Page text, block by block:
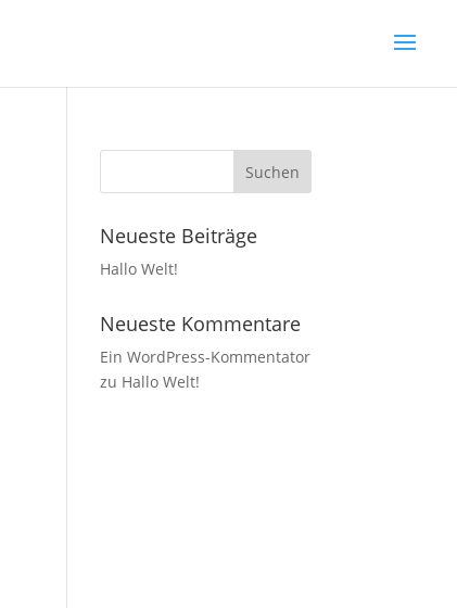
Neueste Beiträge
Hallo Welt!
Neueste Kommentare
Ein WordPress-Kommentator
zu Hallo Welt!